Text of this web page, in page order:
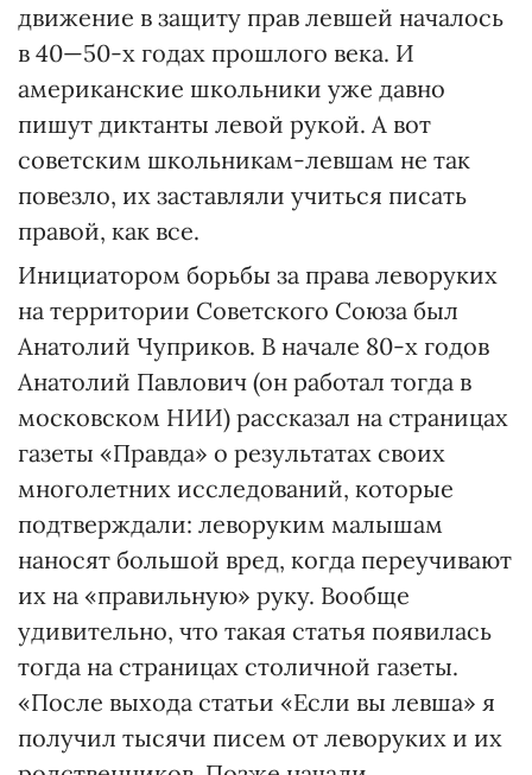
движение в защиту прав левшей началось
в 40—50-х годах прошлого века. И
американские школьники уже давно
пишут диктанты левой рукой. А вот
советским школьникам-левшам не так
повезло, их заставляли учиться писать
правой, как все.
Инициатором борьбы за права леворуких
на территории Советского Союза был
Анатолий Чуприков. В начале 80-х годов
Анатолий Павлович (он работал тогда в
московском НИИ) рассказал на страницах
газеты «Правда» о результатах своих
многолетних исследований, которые
подтверждали: леворуким малышам
наносят большой вред, когда переучивают
их на «правильную» руку. Вообще
удивительно, что такая статья появилась
тогда на страницах столичной газеты.
«После выхода статьи «Если вы левша» я
получил тысячи писем от леворуких и их